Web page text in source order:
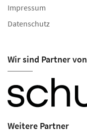
Impressum
Datenschutz
Wir sind Partner von
Weitere Partner